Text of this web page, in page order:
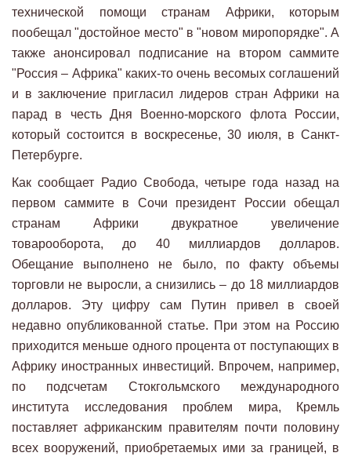
технической помощи странам Африки, которым
пообещал "достойное место" в "новом миропорядке". А
также анонсировал подписание на втором саммите
"Россия – Африка" каких-то очень весомых соглашений
и в заключение пригласил лидеров стран Африки на
парад в честь Дня Военно-морского флота России,
который состоится в воскресенье, 30 июля, в Санкт-
Петербурге.
Как сообщает Радио Свобода, четыре года назад на
первом саммите в Сочи президент России обещал
странам Африки двукратное увеличение
товарооборота, до 40 миллиардов долларов.
Обещание выполнено не было, по факту объемы
торговли не выросли, а снизились – до 18 миллиардов
долларов. Эту цифру сам Путин привел в своей
недавно опубликованной статье. При этом на Россию
приходится меньше одного процента от поступающих в
Африку иностранных инвестиций. Впрочем, например,
по подсчетам Стокгольмского международного
института исследования проблем мира, Кремль
поставляет африканским правителям почти половину
всех вооружений, приобретаемых ими за границей, в